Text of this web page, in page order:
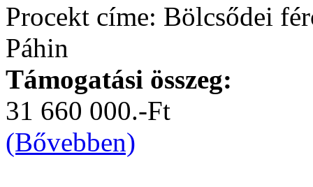
Procekt címe: Bölcsődei
Páhin
Támogatási összeg:
31 660 000.-Ft
(Bővebben)